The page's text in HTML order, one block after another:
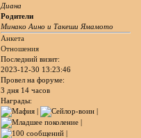
Диана
Родители
Минако Аино и Такеши Ямамото
Анкета
Отношения
Последний визит:
2023-12-30 13:23:46
Провел на форуме:
3 дня 14 часов
Награды: